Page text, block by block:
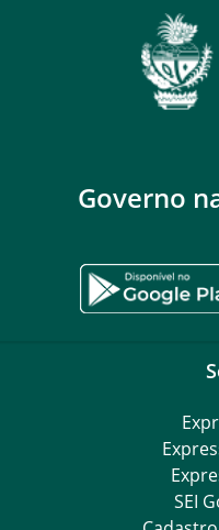
Governo
SEI